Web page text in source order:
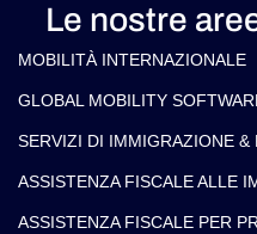
Le nostre
MOBILITÀ INTERNAZIONALE
GLOBAL MOBILITY
SERVIZI DI IMMIGRAZIONE &
ASSISTENZA FISCALE ALLE
ASSISTENZA FISCALE PER